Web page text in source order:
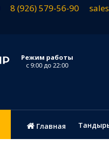
8 (926) 579-56-90
Режим работы
с 9:00 до 22:00
Главная